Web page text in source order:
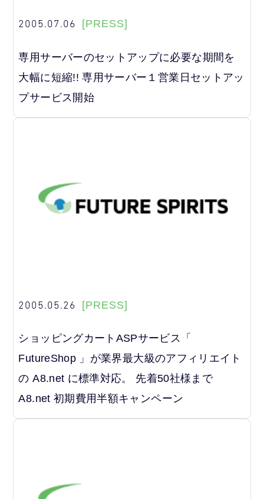
2005.07.06 [PRESS]
専用サーバーのセットアップに必要な期間を
大幅に短縮!! 専用サーバー１営業日セットアッ
プサービス開始
2005.05.26 [PRESS]
ショッピングカートASPサービス「
FutureShop 」が業界最大級のアフィリエイト
の A8.net に標準対応。 先着50社様まで
A8.net 初期費用半額キャンペーン